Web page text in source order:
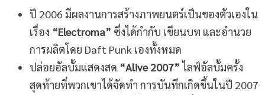
ปี 2006 มีผลงานการสร้างภาพยนตร์เป็นของตัวเองใน
เรื่อง “Electroma” ซึ่งได้กำกับ เขียนบท และอำนวย
การผลิตโดย Daft Punk เองทั้งหมด
ปล่อยอัลบั้มแสดงสด “Alive 2007” ไลฟ์อัลบั้มครั้ง
สุดท้ายที่พวกเขาได้จัดทำ การบันทึกเกิดขึ้นในปี 2007